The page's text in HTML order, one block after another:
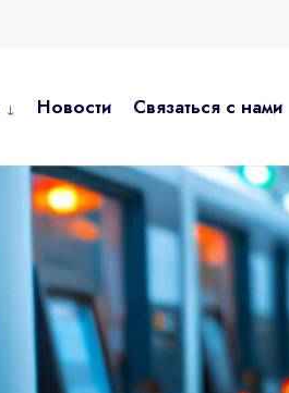
Новости Связаться с нами